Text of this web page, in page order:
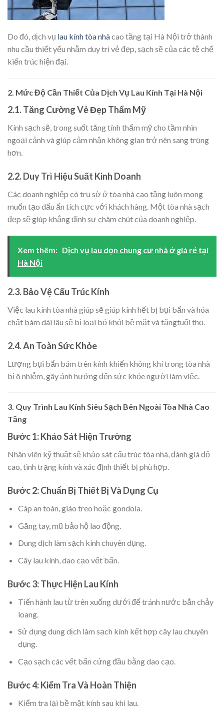
Do đó, dịch vụ lau kính tòa nhàcao tầng tại Hà Nội trở thành
nhu cầu thiết yếu nhằm duy trì vẻ đẹp, sạch sẽ của các tệ chế
kiến trúc hiện đại.
2. Mức Độ Cần Thiết Của Dịch Vụ Lau Kính Tại Hà Nội
2.1. Tăng Cường Vẻ Đẹp Thẩm Mỹ
Kính sạch sẽ, trong suốt tăng tính thẩm mỹ cho tầm nhìn
ngoại cảnh và giúp cảm nhận không gian trở nên sang trọng
hơn.
2.2. Duy Trì Hiệu Suất Kinh Doanh
Các doanh nghiệp có trụ sờ ở tòa nhà cao tầng luôn mong
muốn tạo dấu ấn tích cực với khách hàng. Một tòa nhà sạch
đẹp sẽ giúp khẳng định sự châm chút của doanh nghiệp.
Xem thêm: Dịch vụ lau dọn chung cư nhà ở giá rẻ tại
Hà Nội
2.3. Bảo Vệ Cấu Trúc Kính
Việc lau kính tòa nhà giúp sẽ giúp kính hết bị bụi bẩn và hóa
chất bám dài lâu sẽ bị loại bỏ khỏi bề mặt và tăngtuổi thọ.
2.4. An Toàn Sức Khỏe
Lượng bụi bẩn bám trên kính khiến không khí trong tòa nhà
bị ô nhiễm, gây ảnh hưởng đến sức khỏe người làm việc.
3. Quy Trình Lau Kính Siêu Sạch Bên Ngoài Tòa Nhà Cao
Tầng
Bước 1: Khảo Sát Hiện Trường
Nhân viên kỹ thuật sẽ khảo sát cấu trúc tòa nhà, đánh giá độ
cao, tình trạng kính và xác định thiết bị phù hợp.
Bước 2: Chuẩn Bị Thiết Bị Và Dụng Cụ
Cáp an toàn, giáo treo hoặc gondola.
Găng tay, mũ bảo hộ lao động.
Dung dịch làm sạch kính chuyên dụng.
Cây lau kính, dao cạo vết bẩn.
Bước 3: Thực Hiện Lau Kính
Tiến hành lau từ trên xuống dưới để tránh nước bắn chảy
loang.
Sử dụng dung dịch làm sạch kính kết hợp cây lau chuyên
dụng.
Cạo sạch các vết bẩn cứng đầu bằng dao cạo.
Bước 4: Kiểm Tra Và Hoàn Thiện
Kiểm tra lại bề mặt kính sau khi lau.